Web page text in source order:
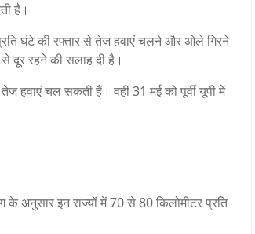
है।
घंटे की रफ्तार से तेज हवाएं चलने और ओले गिरने
दूर रहने की सलाह दी है।
हवाएं चल सकती हैं। वहीं 31 मई को पूर्वी यूपी में
के अनुसार इन राज्यों में 70 से 80 किलोमीटर प्रति